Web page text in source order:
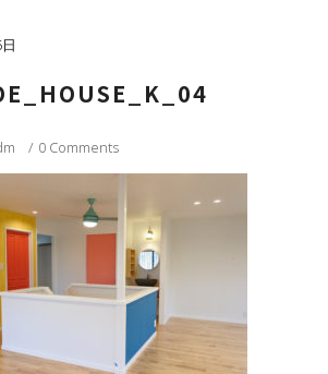
0 Comments